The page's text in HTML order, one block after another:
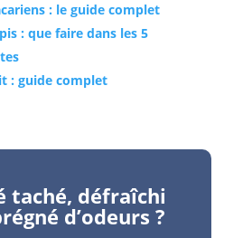
: le guide complet
: que faire dans les 5
: guide complet
taché, défraîchi
d’odeurs ?